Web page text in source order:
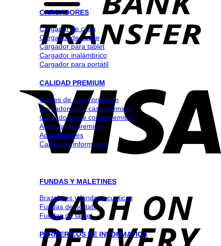
CARGADORES
Cargador de casa
Cargador de coche
Cargador para tablet
Cargador inalámbrico
Cargador para portátil
CALIDAD PREMIUM
Cables de movil premium
Cargadores de casa premium
Cargadores de coche pemium
Auriculares premium
Adapatadores
Cables de informatica
FUNDAS Y MALETINES
Brazaletes y fundas acuaticas
Fundas de portatil
Fundas de tablet
PERIFERICOS DE INFORMATICA